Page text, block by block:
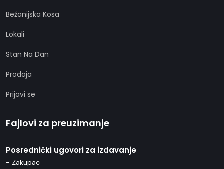
Bežanijska Kosa
Lokali
Stan Na Dan
Prodaja
Prijavi se
Fajlovi za preuzimanje
Posrednički ugovori za izdavanje
- Zakupac